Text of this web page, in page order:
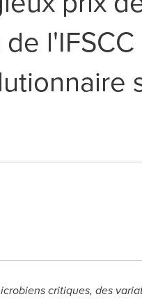
l'IFSCC
critiques, des